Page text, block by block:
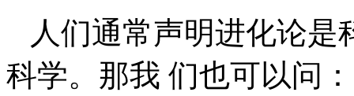
人们通常声明进化论是
科学。那我 们也可以问